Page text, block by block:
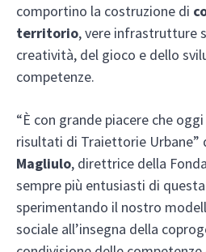
comportino la costruzione di
territorio, vere infrastrutture
creatività, del gioco e dello
competenze.
“È con grande piacere che
risultati di Traiettorie Urbane”
Magliulo, direttrice della
sempre più entusiasti di
sperimentando il nostro
sociale all’insegna della